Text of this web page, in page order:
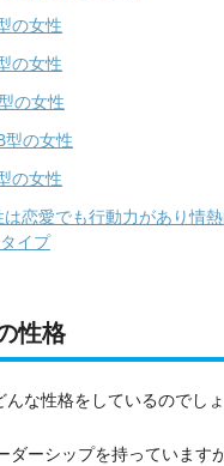
の女性
の女性
の女性
型の女性
の女性
恋愛でも行動力があり情
イプ
性格
な性格をしているのでしょ
ダーシップを持っています